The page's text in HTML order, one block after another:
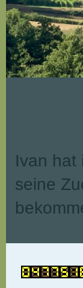
Ivan hat
seine